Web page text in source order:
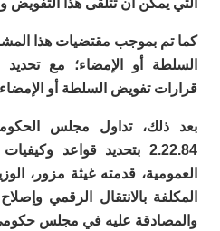
أن تتلقى هذا التفويض والوثائق
بموجب مقتضيات هذا المشروع
أو الإمضاء؛ مع تحديد قواعد
تفويض السلطة أو الإمضاء”.
تداول مجلس الحكومة في
2.22.84 بتحديد قواعد وكيفيات
قدمته غيثة مزور، الوزيرة
بالانتقال الرقمي وإصلاح
عليه في مجلس حكومي لاحق”.